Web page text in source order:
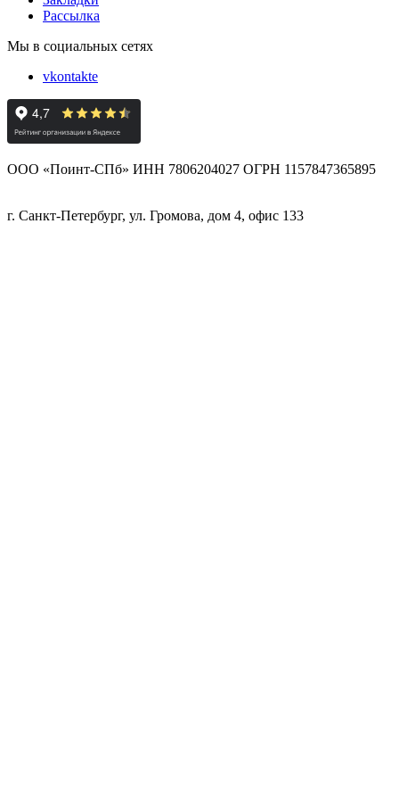
Рассылка
Мы в социальных сетях
vkontakte
ООО «Поинт-СПб» ИНН 7806204027 ОГРН 1157847365895
г. Санкт-Петербург, ул. Громова, дом 4, офис 133